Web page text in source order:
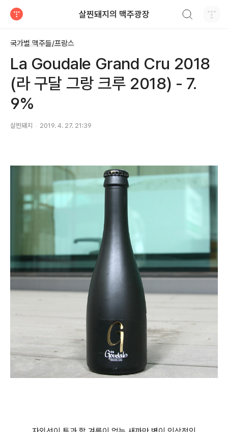
살찐돼지의 맥주광장
국가별 맥주들/프랑스
La Goudale Grand Cru 2018
(라 구달 그랑 크루 2018) - 7.
9%
살찐돼지 2019. 4. 27. 21:39